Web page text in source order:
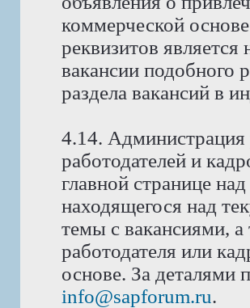
коммерческой
реквизитов
вакансии подобного
раздела вакансий в
4.14. Администрация
работодателей и
главной странице
находящегося над
темы с вакансиями,
работодателя или
основе. За деталями
info@sapforum.ru.